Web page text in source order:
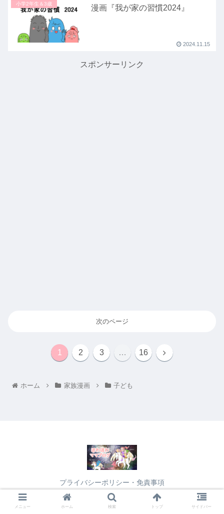
小学2年生＆3歳 漫画『我が家の習慣2024』
2024.11.15
スポンサーリンク
次のページ
1 2 3 … 16
ホーム 家族漫画 子ども
プライバシーポリシー・免責事項
© 2021 ほわほわママブログ.
メニュー ホーム 検索 トップ サイドバー